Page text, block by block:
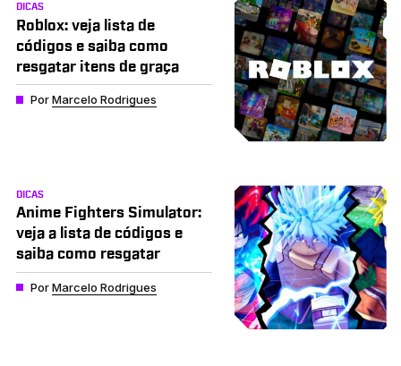
DICAS
Roblox: veja lista de
códigos e saiba como
resgatar itens de graça
PorMarcelo Rodrigues
DICAS
Anime Fighters Simulator:
veja a lista de códigos e
saiba como resgatar
PorMarcelo Rodrigues